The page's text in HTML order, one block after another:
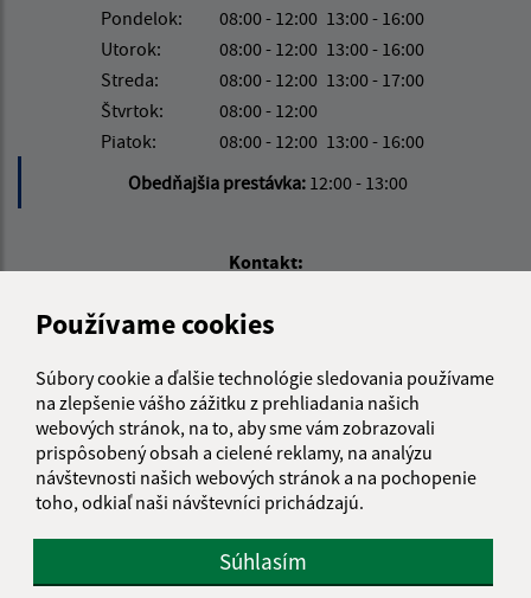
Používame cookies
Súbory cookie a ďalšie technológie sledovania používame
na zlepšenie vášho zážitku z prehliadania našich
webových stránok, na to, aby sme vám zobrazovali
prispôsobený obsah a cielené reklamy, na analýzu
návštevnosti našich webových stránok a na pochopenie
toho, odkiaľ naši návštevníci prichádzajú.
Súhlasím
Pondelok:
08:00 - 12:00 13:00 - 16:00
Utorok:
08:00 - 12:00 13:00 - 16:00
Streda:
08:00 - 12:00 13:00 - 17:00
Štvrtok:
08:00 - 12:00
Piatok:
08:00 - 12:00 13:00 - 16:00
Obedňajšia prestávka: 12:00 - 13:00
Kontakt:
Víťaz č. 111
info@obecvitaz.sk
+421 51 7911 306
IČO: 00327981